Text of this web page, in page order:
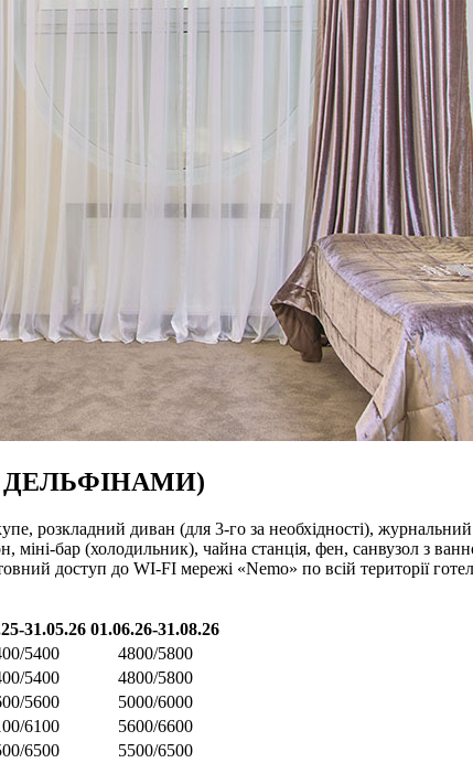
ДЕЛЬФІНАМИ)
розкладний диван (для 3-го за необхідності), журнальний
міні-бар (холодильник), чайна станція, фен, санвузол з
доступ до WI-FI мережі «Nemo» по всій території
31.05.26 01.06.26-31.08.26
5400
4800/5800
5400
4800/5800
5600
5000/6000
6100
5600/6600
6500
5500/6500